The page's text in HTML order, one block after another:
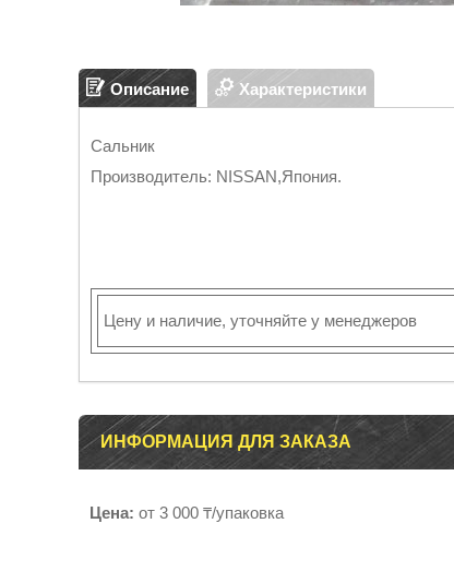
Описание Характеристики
Сальник
Производитель: NISSAN,Япония.
Цену и наличие, уточняйте у менеджеров
ИНФОРМАЦИЯ ДЛЯ ЗАКАЗА
Цена: от 3 000 ₸/упаковка